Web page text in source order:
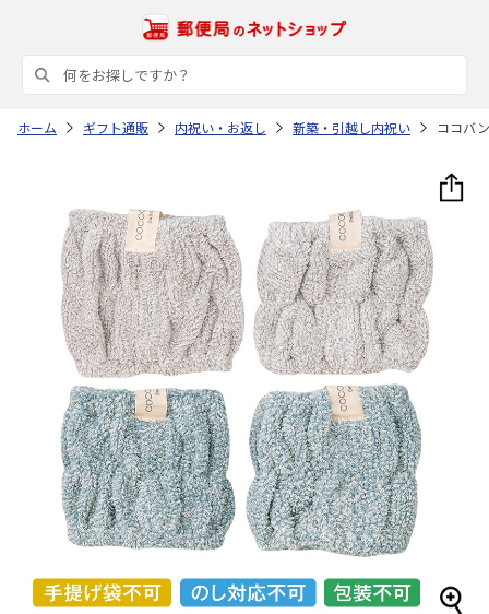
ホーム ギフト通販 内祝い・お返し 新築・引越し内祝い ココバ